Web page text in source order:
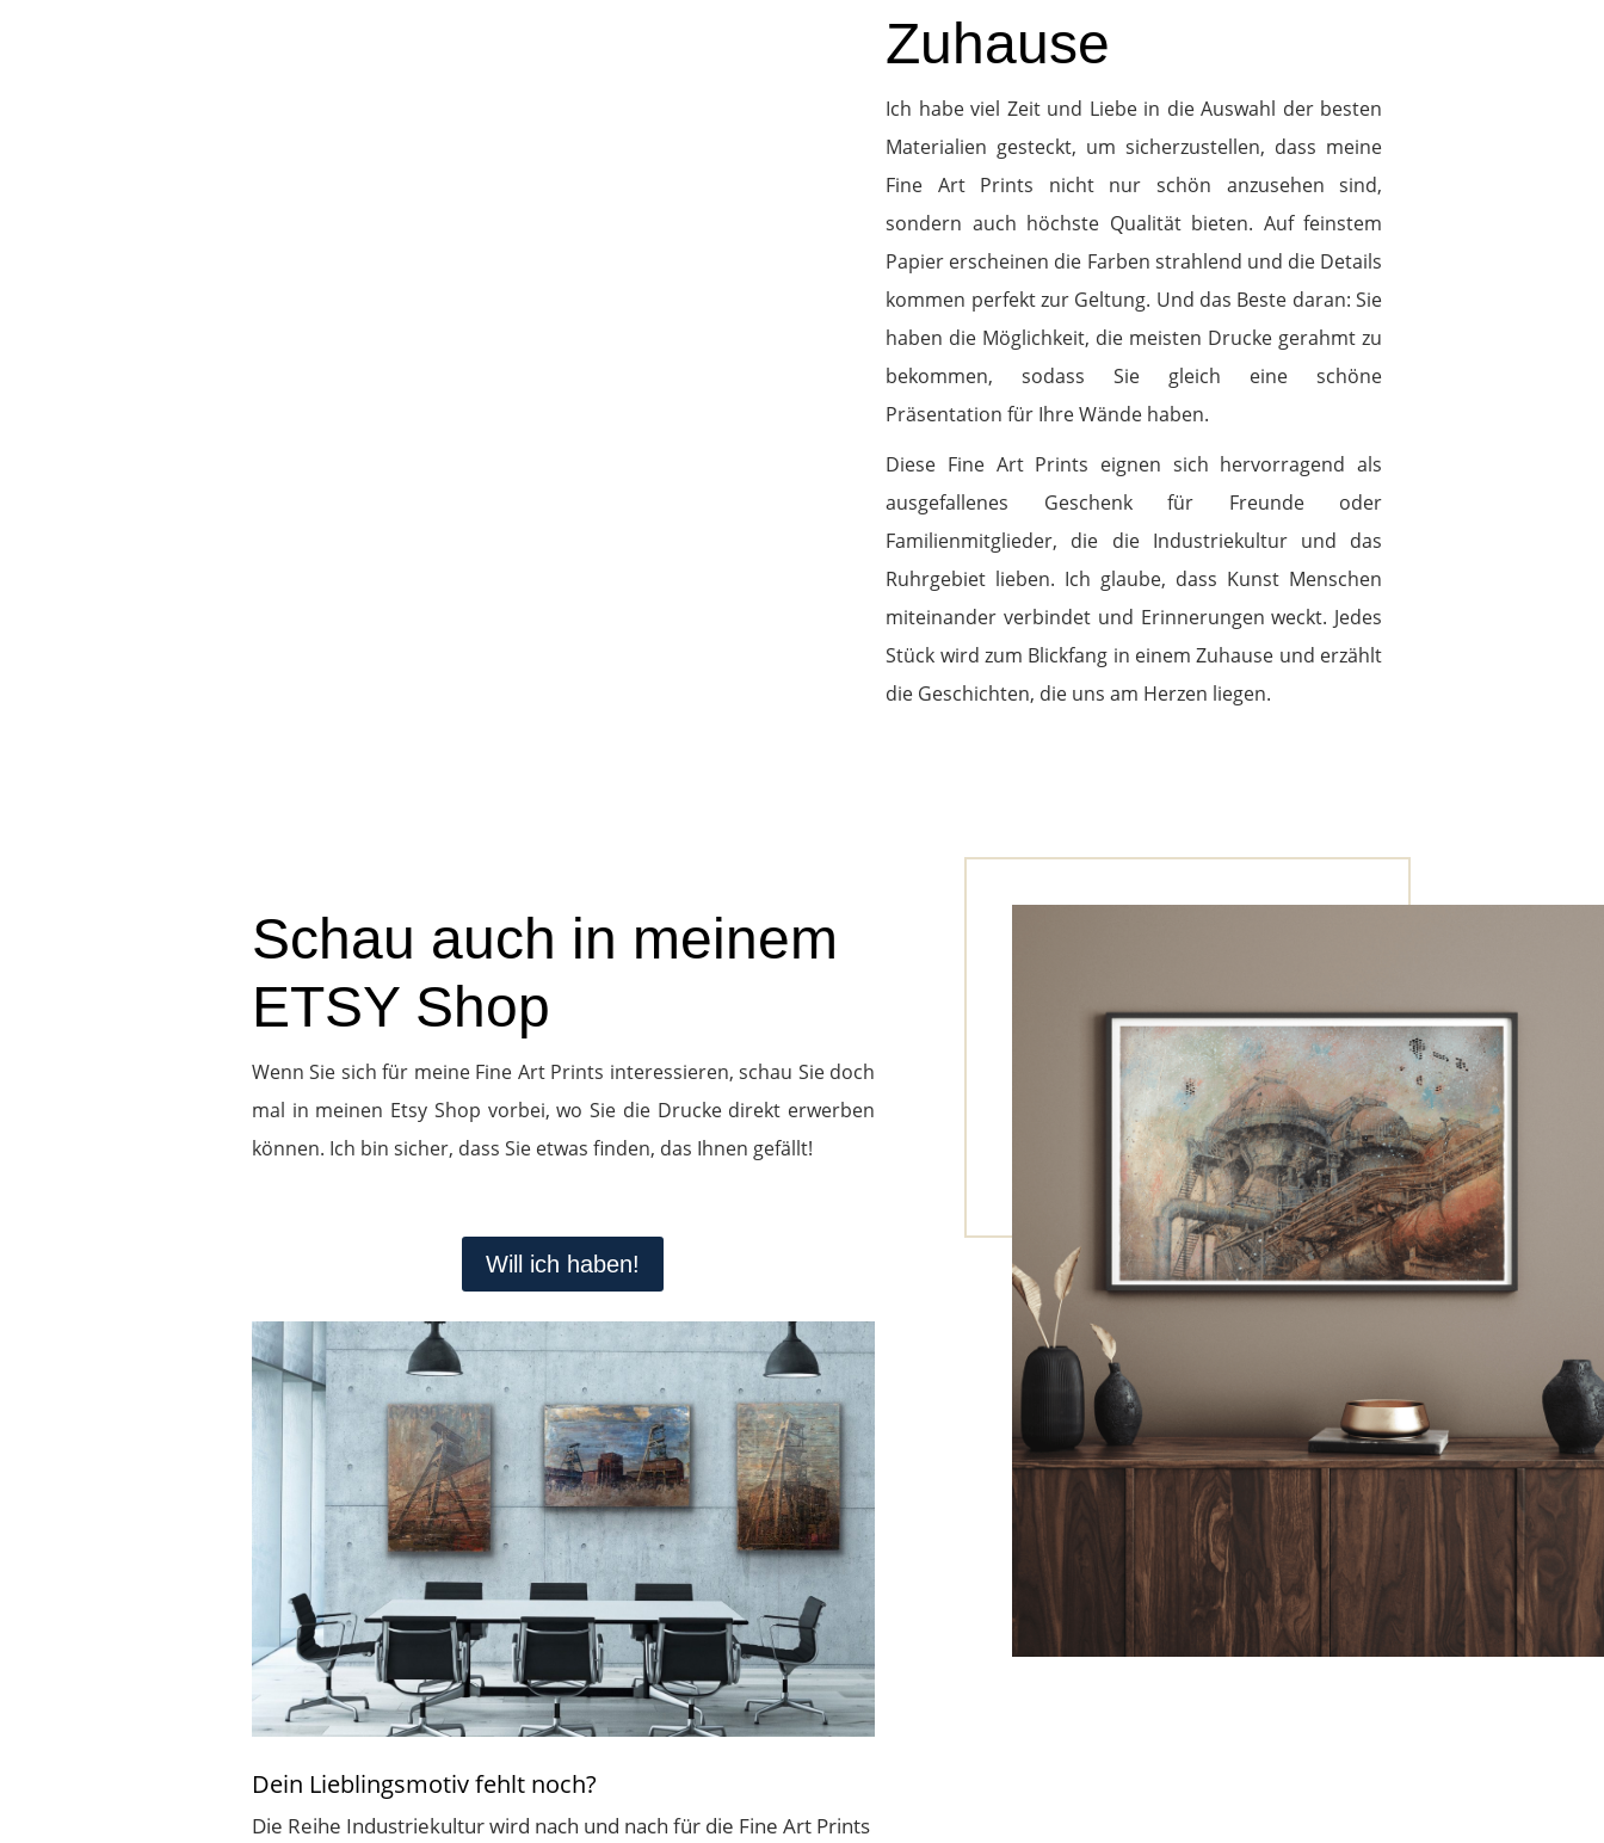
Zuhause
Ich habe viel Zeit und Liebe in die Auswahl der besten
Materialien gesteckt, um sicherzustellen, dass meine
Fine Art Prints nicht nur schön anzusehen sind,
sondern auch höchste Qualität bieten. Auf feinstem
Papier erscheinen die Farben strahlend und die Details
kommen perfekt zur Geltung. Und das Beste daran: Sie
haben die Möglichkeit, die meisten Drucke gerahmt zu
bekommen, sodass Sie gleich eine schöne
Präsentation für Ihre Wände haben.
Diese Fine Art Prints eignen sich hervorragend als
ausgefallenes Geschenk für Freunde oder
Familienmitglieder, die die Industriekultur und das
Ruhrgebiet lieben. Ich glaube, dass Kunst Menschen
miteinander verbindet und Erinnerungen weckt. Jedes
Stück wird zum Blickfang in einem Zuhause und erzählt
die Geschichten, die uns am Herzen liegen.
Schau auch in meinem
ETSY Shop
Wenn Sie sich für meine Fine Art Prints interessieren, schau Sie doch
mal in meinen Etsy Shop vorbei, wo Sie die Drucke direkt erwerben
können. Ich bin sicher, dass Sie etwas finden, das Ihnen gefällt!
Will ich haben!
Dein Lieblingsmotiv fehlt noch?
Die Reihe Industriekultur wird nach und nach für die Fine Art Prints